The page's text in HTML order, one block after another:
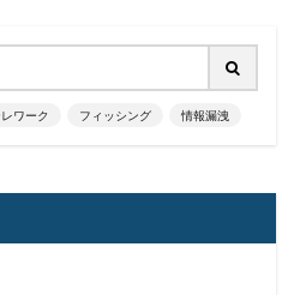
ワーク フィッシング 情報漏洩